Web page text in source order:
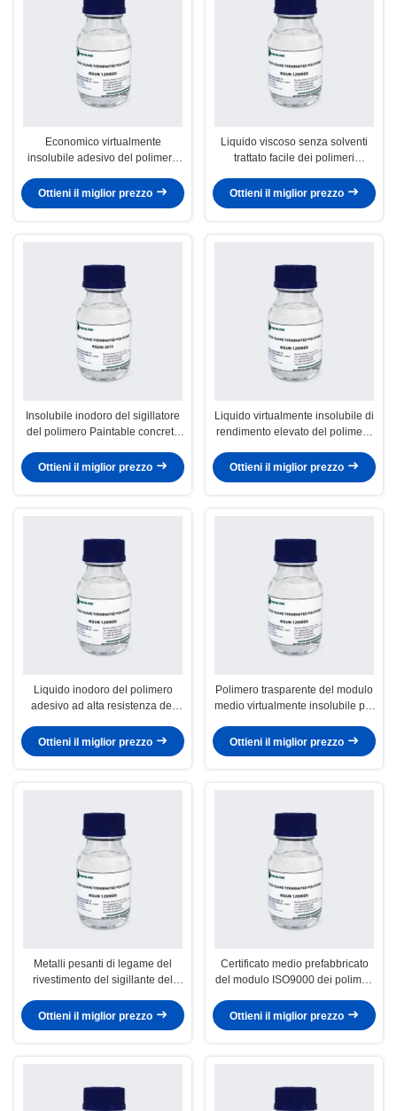
Economico virtualmente
insolubile adesivo del polimero
legno per costruzione
Ottieni il miglior prezzo
Liquido viscoso senza solventi
trattato facile dei polimeri
Ottieni il miglior prezzo
Insolubile inodoro del sigillatore
del polimero Paintable concreto
Ottieni il miglior prezzo
Liquido virtualmente insolubile di
rendimento elevato del polimero
movimento
Ottieni il miglior prezzo
Liquido inodoro del polimero
adesivo ad alta resistenza del
montaggio
Ottieni il miglior prezzo
Polimero trasparente del modulo
medio virtualmente insolubile per
Ottieni il miglior prezzo
Metalli pesanti di legame del
rivestimento del sigillante del
media dell'isocianato
Ottieni il miglior prezzo
Certificato medio prefabbricato
del modulo ISO9000 dei polimeri
Ottieni il miglior prezzo